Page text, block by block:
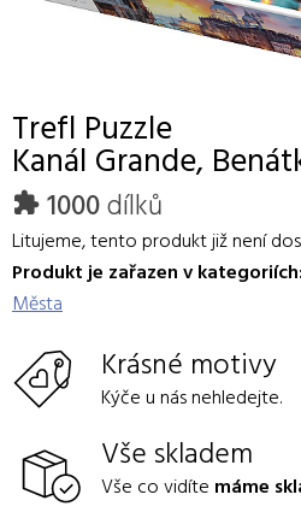
Trefl Puzzle
Kanál Grande,
1000dílků
Litujeme, tento produkt již není
Produkt je zařazen v kategoriích:
Města
Krásné motivy
Kýče u nás nehledejte.
Vše skladem
Vše co vidíte máme